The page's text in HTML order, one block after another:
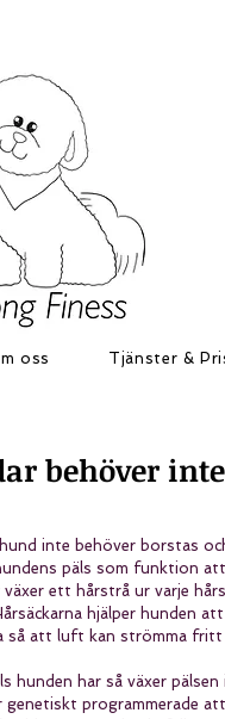
oss Tjänster &
behöver
inte behöver borstas
päls som funktion
ett hårstrå ur varje
hjälper hunden
så att luft kan strömma fritt
hunden har så växer
genetiskt programmerade